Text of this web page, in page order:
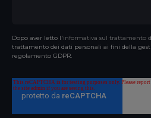
Dopo aver letto l'informativa sul trattamento
trattamento dei dati personali ai fini della
regolamento GDPR.